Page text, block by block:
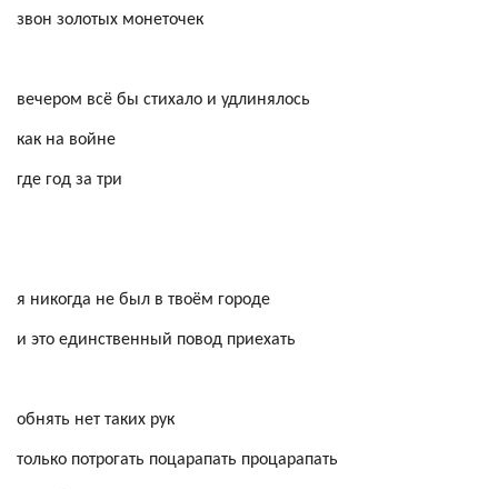
звон золотых монеточек
вечером всё бы стихало и удлинялось
как на войне
где год за три
я никогда не был в твоём городе
и это единственный повод приехать
обнять нет таких рук
только потрогать поцарапать процарапать